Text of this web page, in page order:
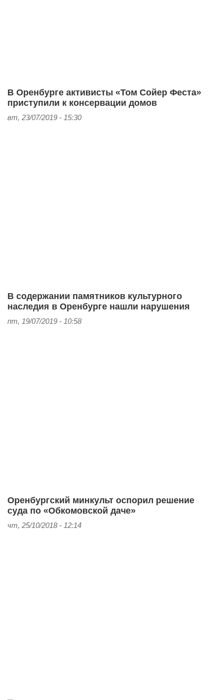
В Оренбурге активисты «Том Сойер Феста»
приступили к консервации домов
вт, 23/07/2019 - 15:30
В содержании памятников культурного
наследия в Оренбурге нашли нарушения
пт, 19/07/2019 - 10:58
Оренбургский минкульт оспорил решение
суда по «Обкомовской даче»
чт, 25/10/2018 - 12:14